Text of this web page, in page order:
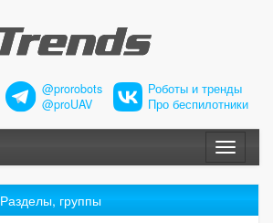
@prorobots
@proUAV
Роботы и тренды
Про беспилотники
Меню
Разделы, группы